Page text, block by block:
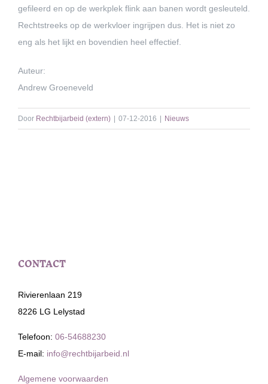
gefileerd en op de werkplek flink aan banen wordt gesleuteld.
Rechtstreeks op de werkvloer ingrijpen dus. Het is niet zo
eng als het lijkt en bovendien heel effectief.
Auteur:
Andrew Groeneveld
Door Rechtbijarbeid (extern) 07-12-2016 Nieuws
CONTACT
Rivierenlaan 219
8226 LG Lelystad
Telefoon: 06-54688230
E-mail: info@rechtbijarbeid.nl
Algemene voorwaarden